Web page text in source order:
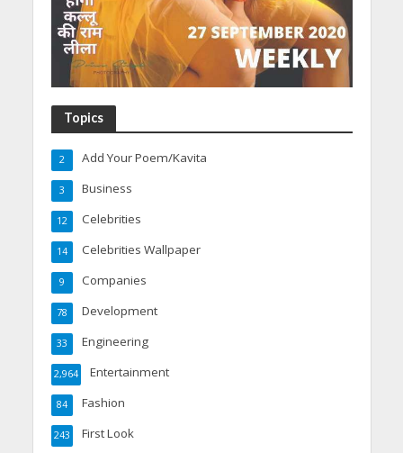
Topics
Add Your Poem/Kavita
2
Business
3
Celebrities
12
Celebrities Wallpaper
14
Companies
9
Development
78
Engineering
33
Entertainment
2,964
Fashion
84
First Look
243